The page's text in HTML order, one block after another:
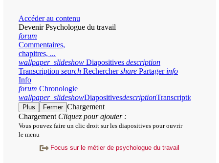
Focus sur le métier de psychologue du travail